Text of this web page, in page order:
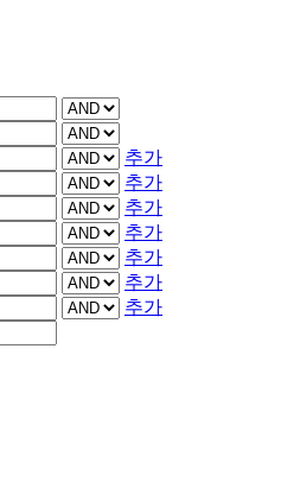
추가
추가
추가
추가
추가
추가
추가